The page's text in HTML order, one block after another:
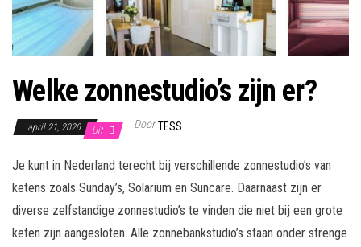
Welke zonnestudio’s zijn er?
april 21, 2020 Uit Door TESS
Je kunt in Nederland terecht bij verschillende zonnestudio’s van
ketens zoals Sunday’s, Solarium en Suncare. Daarnaast zijn er
diverse zelfstandige zonnestudio’s te vinden die niet bij een grote
keten zijn aangesloten. Alle zonnebankstudio’s staan onder strenge